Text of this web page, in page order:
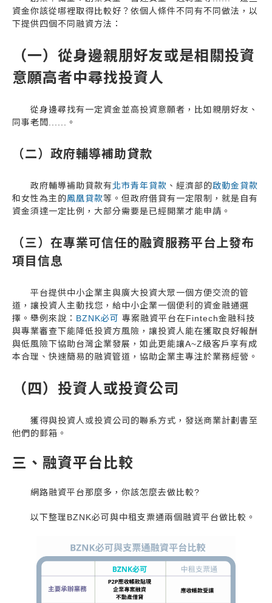
資金你該從哪裡取得比較好？依個人條件不同有不同做法，以
下提供四個不同融資方法：
（一）從身邊親朋好友或是相關投資
意願高者中尋找投資人
從身邊尋找有一定資金並高投資意願者，比如親朋好友、
同事老闆......。
（二）政府輔導補助貸款
政府輔導補助貸款有北市青年貸款 、經濟部的啟動金貸款
和女性為主的鳳凰貸款等。但政府借貸有一定限制，就是自有
資金須達一定比例，大部分需要是已經開業才能申請。
（三）在專業可信任的融資服務平台上發布
項目信息
平台提供中小企業主與廣大投資大眾一個方便交流的管
道，讓投資人主動找您，給中小企業一個便利的資金融通選
擇。舉例來說： BZNK必可 專案融資平台在Fintech金融科技
與專業審查下能降低投資方風險，讓投資人能在獲取良好報酬
與低風險下協助台灣企業發展，如此更能讓A~Z級客戶享有成
本合理、快速簡易的融資管道，協助企業主專注於業務經營。
（四）投資人或投資公司
獲得與投資人或投資公司的聯系方式，發送商業計劃書至
他們的郵箱。
三、融資平台比較
網路融資平台那麼多，你該怎麼去做比較?
以下整理BZNK必可與中租支票通兩個融資平台做比較。